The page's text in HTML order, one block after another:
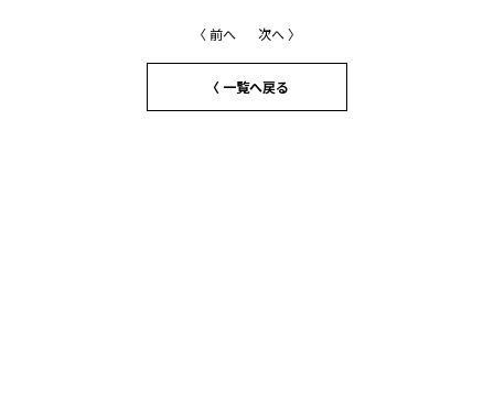
〈 前へ 次へ 〉
〈 一覧へ戻る